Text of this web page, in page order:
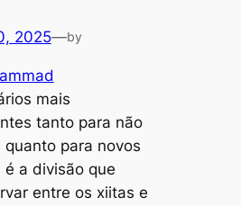
2025—by
mais
tanto para não
quanto para novos
é a divisão que
entre os xiitas e